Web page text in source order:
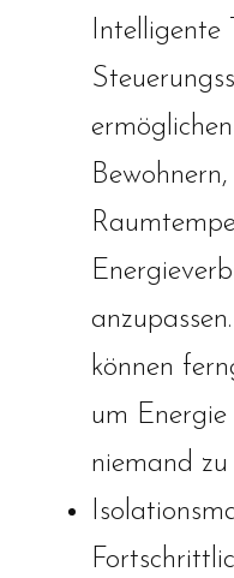
Intelligente
können
um Energie
niemand